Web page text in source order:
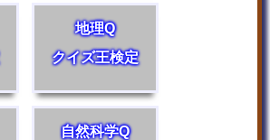
地理Q
クイズ王検定
自然科学Q